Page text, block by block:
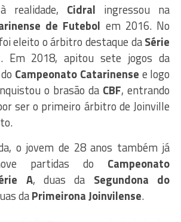
realidade, Cidral ingressou na
de Futebol em 2016. No
eleito o árbitro destaque daSérie
. Em 2018, apitou sete jogos da
Campeonato Catarinense e logo
o brasão da CBF, entrando
ser o primeiro árbitro de Joinville
o jovem de 28 anos também já
partidas do Campeonato
A, duas da Segundona do
daPrimeirona Joinvilense.